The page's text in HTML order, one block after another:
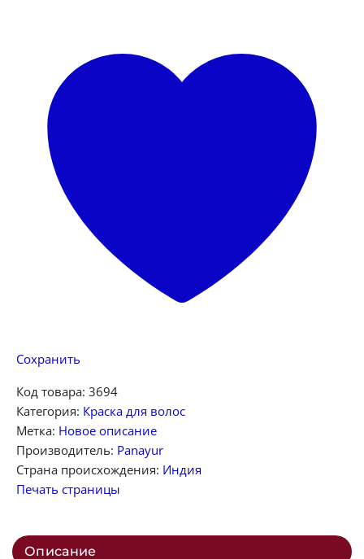
Сохранить
Код товара: 3694
Категория: Краска для волос
Метка: Новое описание
Производитель: Panayur
Страна происхождения: Индия
Печать страницы
Описание